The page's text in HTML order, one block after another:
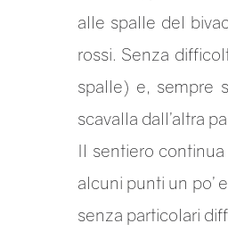
alle spalle del
rossi. Senza
spalle) e, sempre
scavalla dall’altra
Il sentiero
alcuni punti un po’
senza particolari